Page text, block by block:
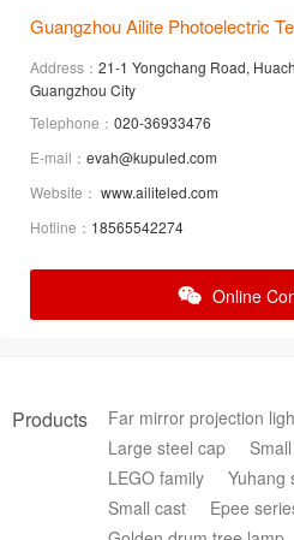
Guangzhou Ailite Photoelectric
Address： 21-1 Yongchang Road,
Guangzhou City
Telephone： 020-36933476
E-mail： evah@kupuled.com
Website： www.ailiteled.com
Hotline： 18565542274
Online
Products Far mirror projection
Large steel cap
LEGO family
Yuhang
Small cast
Epee